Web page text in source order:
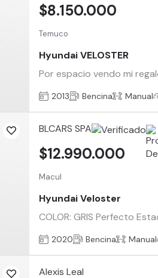
Temuco
Hyundai VELOSTER
Por espacio vendo mi
$8.150.000
2013 Bencina Manual
BLCARS SPA
Macul
Hyundai Veloster
COLOR: GRIS Perfecto
$12.990.000
2020 Bencina Manual
Alexis Leal